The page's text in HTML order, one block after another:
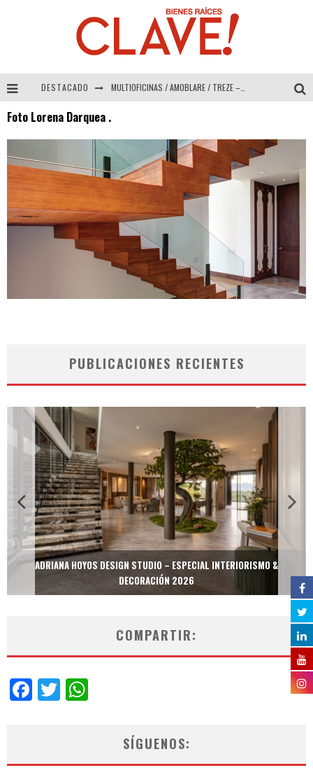
DESTACADO MULTIOFICINAS / AMOBLARE / TREZE – Especial Interiorismo & Decoración 2026
COLINEAL – Especial Interiorismo & Decoración 2026
ADRIANA HOYOS DESIGN STUDIO – Especial Interiorismo & Decoración 2026
Foto Lorena Darquea .
PUBLICACIONES RECIENTES
ADRIANA HOYOS DESIGN STUDIO – ESPECIAL INTERIORISMO &
DECORACIÓN 2026
COMPARTIR:
Facebook
Twitter
SÍGUENOS: